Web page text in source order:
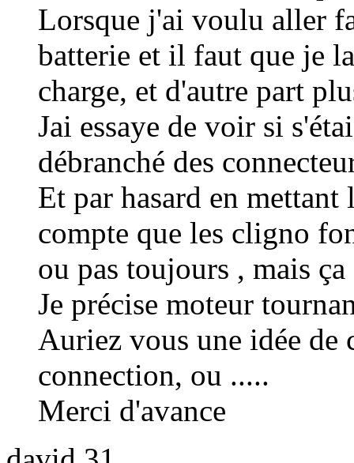
Lorsque j'ai voulu aller
batterie et il faut que je
charge, et d'autre part
Jai essaye de voir si
débranché des
Et par hasard en mettant
compte que les cligno
ou pas toujours , mais
Je précise moteur
Auriez vous une idée de
connection, ou .....
Merci d'avance